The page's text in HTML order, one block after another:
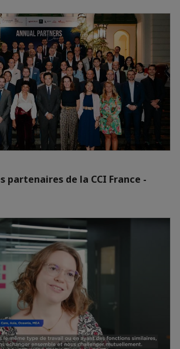
partenaires de la CCI France -